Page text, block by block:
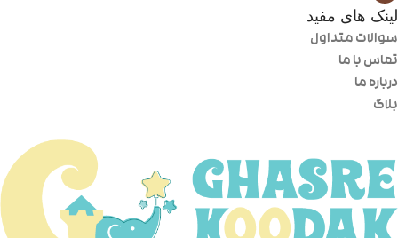
لینک های مفید
سوالات متداول
تماس با ما
درباره ما
بلاگ